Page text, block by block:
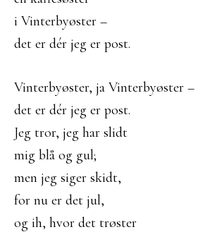
i Vinterbyøster –
det er dér jeg er post.
Vinterbyøster, ja Vinterbyøster –
det er dér jeg er post.
Jeg tror, jeg har slidt
mig blå og gul;
men jeg siger skidt,
for nu er det jul,
og ih, hvor det trøster